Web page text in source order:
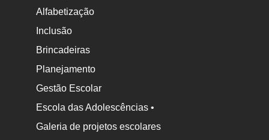
Alfabetização
Inclusão
Brincadeiras
Planejamento
Gestão Escolar
Escola das Adolescências •
Galeria de projetos escolares